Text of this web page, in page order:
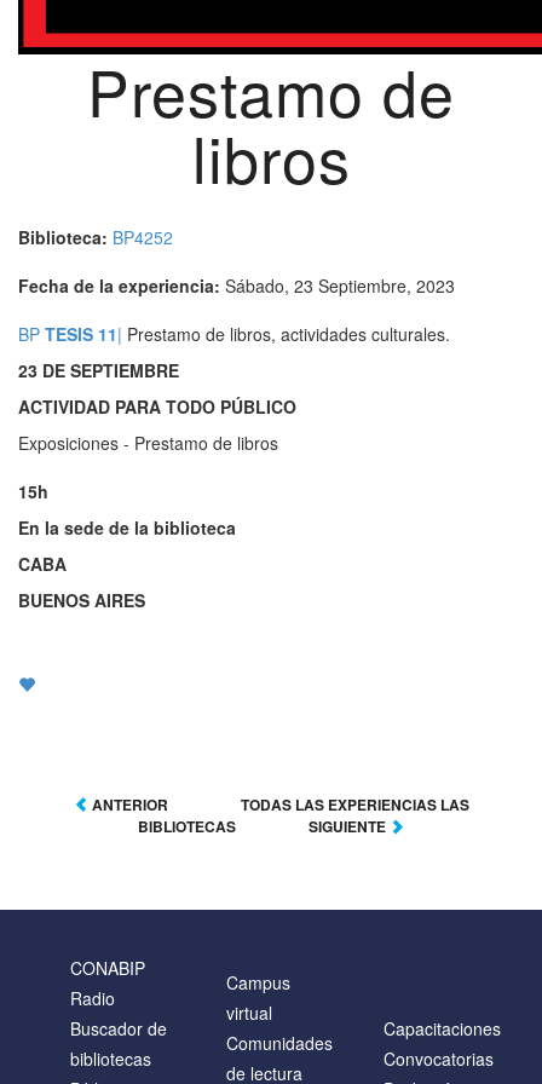
Prestamo de
libros
Biblioteca: BP4252
Fecha de la experiencia: Sábado, 23 Septiembre, 2023
BP TESIS 11| Prestamo de libros, actividades culturales.
23 DE SEPTIEMBRE
ACTIVIDAD PARA TODO PÚBLICO
Exposiciones - Prestamo de libros
15h
En la sede de la biblioteca
CABA
BUENOS AIRES
ANTERIOR
TODAS LAS EXPERIENCIAS LAS
BIBLIOTECAS
SIGUIENTE
CONABIP
Radio
Buscador de
bibliotecas
Campus
virtual
Comunidades
de lectura
Capacitaciones
Convocatorias